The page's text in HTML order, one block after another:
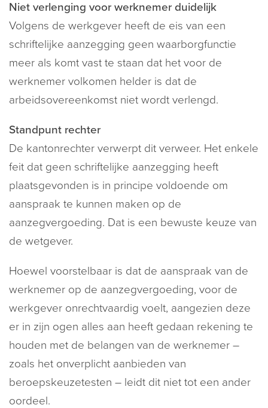
Niet verlenging voor werknemer duidelijk
Volgens de werkgever heeft de eis van een
schriftelijke aanzegging geen waarborgfunctie
meer als komt vast te staan dat het voor de
werknemer volkomen helder is dat de
arbeidsovereenkomst niet wordt verlengd.
Standpunt rechter
De kantonrechter verwerpt dit verweer. Het enkele
feit dat geen schriftelijke aanzegging heeft
plaatsgevonden is in principe voldoende om
aanspraak te kunnen maken op de
aanzegvergoeding. Dat is een bewuste keuze van
de wetgever.
Hoewel voorstelbaar is dat de aanspraak van de
werknemer op de aanzegvergoeding, voor de
werkgever onrechtvaardig voelt, aangezien deze
er in zijn ogen alles aan heeft gedaan rekening te
houden met de belangen van de werknemer –
zoals het onverplicht aanbieden van
beroepskeuzetesten – leidt dit niet tot een ander
oordeel.